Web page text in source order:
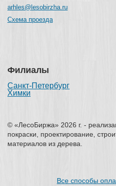
arhles@lesobirzha.ru
Схема проезда
Филиалы
Санкт-Петербург
Химки
© «ЛесоБиржа» 2026 г. -
покраски, проектирование,
материалов из дерева.
Все способы